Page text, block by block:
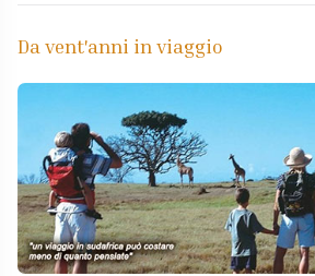
Da vent'anni in viaggio